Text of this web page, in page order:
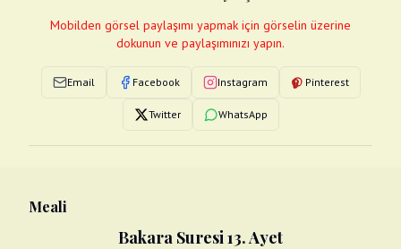
Fotograflar
Mobilden görsel paylaşımı yapmak için görselin üzerine
dokunun ve paylaşımınızı yapın.
Email Facebook Instagram Pinterest
Twitter WhatsApp
Meali
Bakara Suresi 13. Ayet